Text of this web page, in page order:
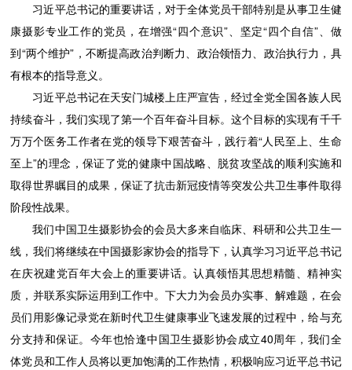
习近平总书记的重要讲话，对于全体党员干部特别是从事卫生健
康摄影专业工作的党员，在增强“四个意识”、坚定“四个自信”、做
到“两个维护”，不断提高政治判断力、政治领悟力、政治执行力，具
有根本的指导意义。
习近平总书记在天安门城楼上庄严宣告，经过全党全国各族人民
持续奋斗，我们实现了第一个百年奋斗目标。这个目标的实现有千千
万万个医务工作者在党的领导下艰苦奋斗，践行着“人民至上、生命
至上”的理念，保证了党的健康中国战略、脱贫攻坚战的顺利实施和
取得世界瞩目的成果，保证了抗击新冠疫情等突发公共卫生事件取得
阶段性战果。
我们中国卫生摄影协会的会员大多来自临床、科研和公共卫生一
线，我们将继续在中国摄影家协会的指导下，认真学习习近平总书记
在庆祝建党百年大会上的重要讲话。认真领悟其思想精髓、精神实
质，并联系实际运用到工作中。下大力为会员办实事、解难题，在会
员们用影像记录党在新时代卫生健康事业飞速发展的过程中，给与充
分支持和保证。今年也恰逢中国卫生摄影协会成立40周年，我们全
体党员和工作人员将以更加饱满的工作热情，积极响应习近平总书记